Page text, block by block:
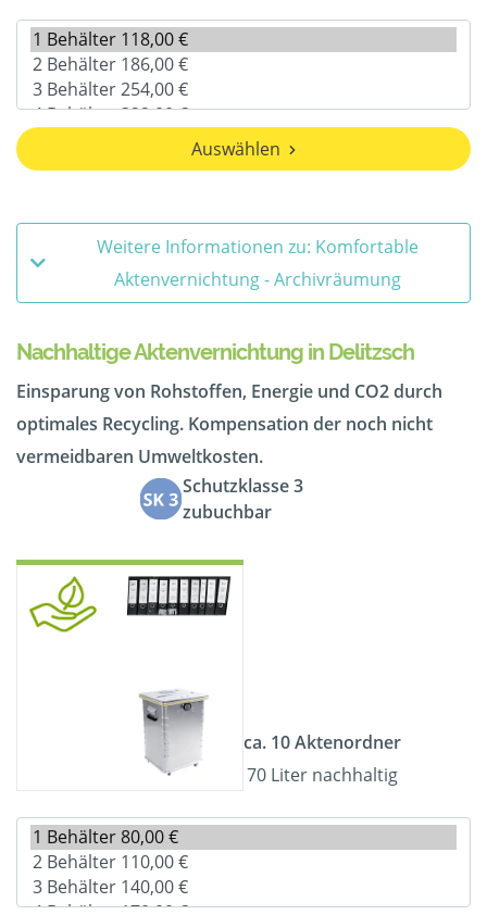
Auswählen
Weitere Informationen zu: Komfortable
Aktenvernichtung - Archivräumung
Nachhaltige Aktenvernichtung in Delitzsch
Einsparung von Rohstoffen, Energie und CO2 durch
optimales Recycling. Kompensation der noch nicht
vermeidbaren Umweltkosten.
Schutzklasse 3
zubuchbar
ca. 10 Aktenordner
70 Liter nachhaltig